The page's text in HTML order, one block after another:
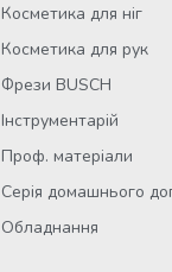
Косметика для ніг
Косметика для рук
Фрези BUSCH
Інструментарій
Проф. матеріали
Серія домашнього
Обладнання